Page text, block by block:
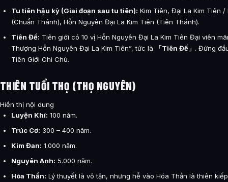
Tu tiên hậu kỳ (Giai đoạn sau tu tiên): Kim Tiên, Đại La Kim Tiên /
(Chuẩn Thánh), Hỗn Nguyên Đại La Kim Tiên (Tiên Thánh).
Tiên Đế: Tiên giới có 10 vị Hỗn Nguyên Đại La Kim Tiên Đại viên
Thượng Hỗn Nguyên Đại La Kim Tiên”, tức là
「Tiên Đế」 . Đứng
Tiên Giới Chi Chủ.
THIÊN TUỔI THỌ (THỌ NGUYÊN)
Hiển thị nội dung
Luyện Khí: 100 năm.
Trúc Cơ: 300 – 400 năm.
Kim Đan: 1.000 năm.
Nguyên Anh: 5.000 năm.
Hóa Thần: Lý thuyết là vô tận, nhưng hễ vào Hóa Thần là thiên